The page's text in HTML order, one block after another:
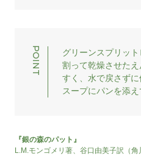
グリーンスプリッ
割って乾燥させた
すく、水で戻さず
スープにパンを添え
『銀の森のパット』
L.M.モンゴメリ著、谷口由美子訳（角